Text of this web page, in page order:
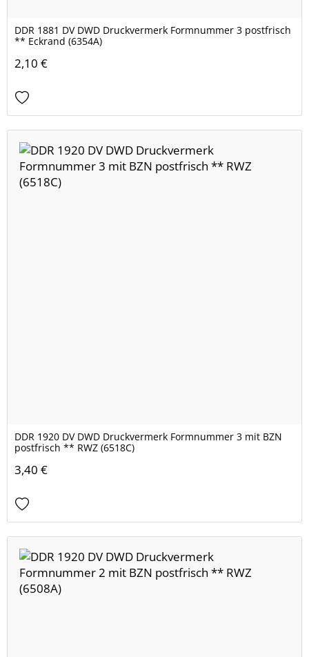
DDR 1881 DV DWD Druckvermerk Formnummer 3 postfrisch
** Eckrand (6354A)
2,10 €
DDR 1920 DV DWD Druckvermerk Formnummer 3 mit BZN
postfrisch ** RWZ (6518C)
3,40 €